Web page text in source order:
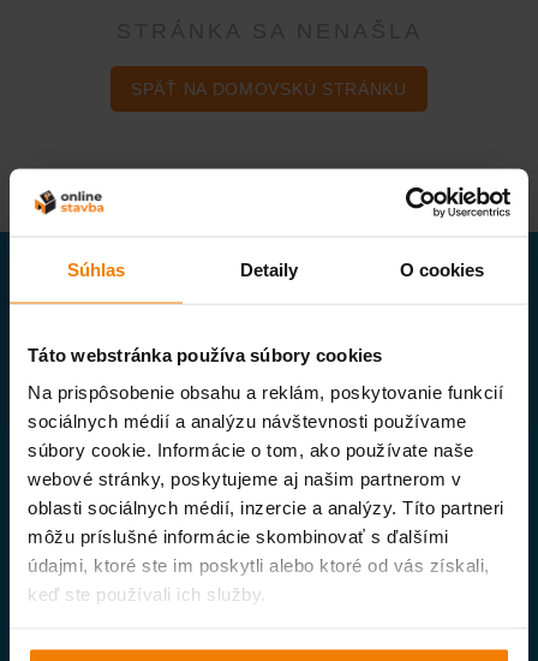
Súhlas Detaily O cookies
Táto webstránka používa súbory cookies
Na prispôsobenie obsahu a reklám, poskytovanie funkcií
sociálnych médií a analýzu návštevnosti používame
súbory cookie. Informácie o tom, ako používate naše
webové stránky, poskytujeme aj našim partnerom v
oblasti sociálnych médií, inzercie a analýzy. Títo partneri
môžu príslušné informácie skombinovať s ďalšími
údajmi, ktoré ste im poskytli alebo ktoré od vás získali,
keď ste používali ich služby.
SPÄŤ NA DOMOVSKÚ STRÁNKU
priekopníkom internetového obchodu
so stavebným materiálom na Slovensku.
Všetko o nákupe
VŠEOBECNÉ OBCHODNÉ PODMIENKY
PREPRAVNÝ PORIADOK
ZÁRUČNÉ PODMIENKY